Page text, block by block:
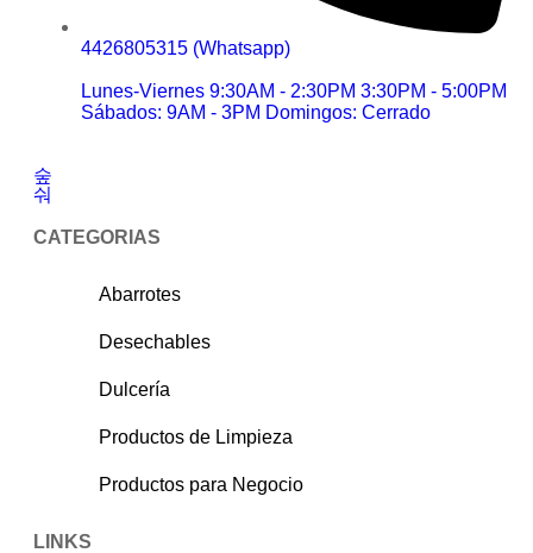
4426805315 (Whatsapp)
Lunes-Viernes 9:30AM - 2:30PM 3:30PM - 5:00PM
Sábados: 9AM - 3PM Domingos: Cerrado
CATEGORIAS
Abarrotes
Desechables
Dulcería
Productos de Limpieza
Productos para Negocio
LINKS